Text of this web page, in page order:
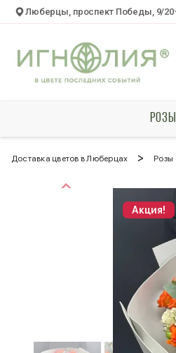
Люберцы, проспект Победы, 9/20
РОЗЫ
Доставка цветов в Люберцах > Розы
Акция!